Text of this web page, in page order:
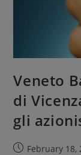
Veneto
di
gli
February 18,